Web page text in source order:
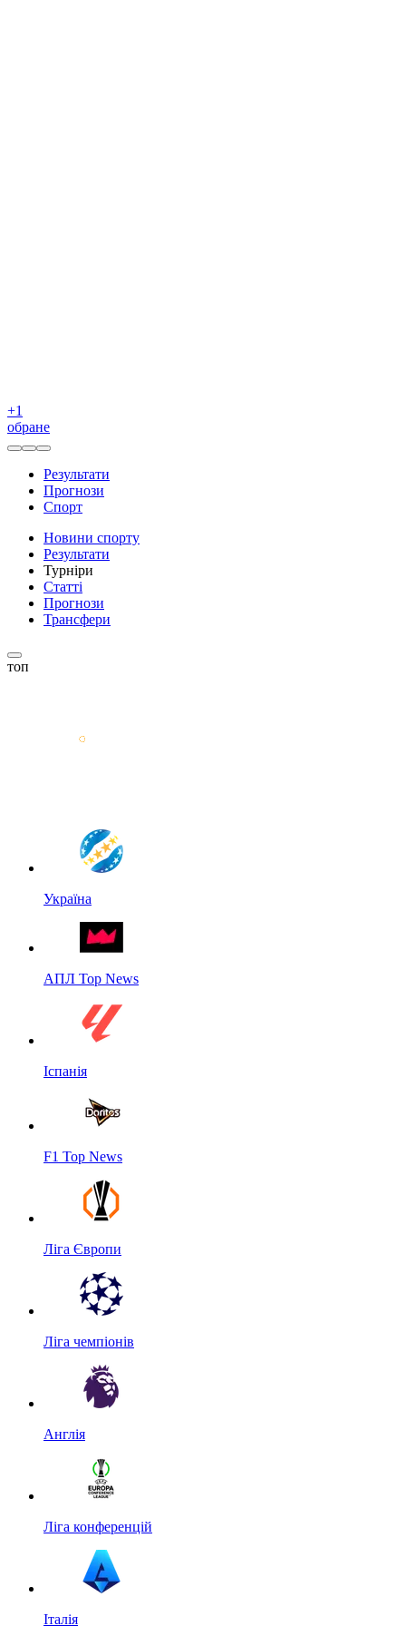
+1
обране
Результати
Прогнози
Спорт
Новини спорту
Результати
Турніри
Статті
Прогнози
Трансфери
топ
Україна
АПЛ Top News
Іспанія
F1 Top News
Ліга Європи
Ліга чемпіонів
Англія
Ліга конференцій
Італія